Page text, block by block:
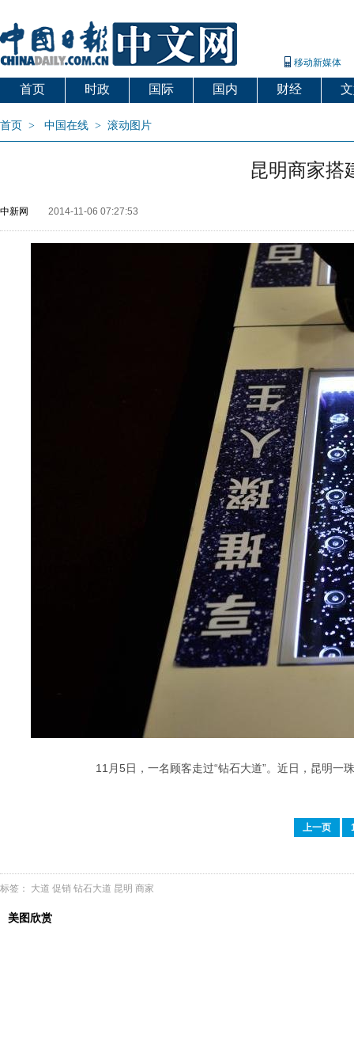
移动新媒体
首页 时政 国际 国内 财经
首页 > 中国在线 > 滚动图片
昆明商家搭
中新网 2014-11-06 07:27:53
11月5日，一名顾客走过“钻石大道”。近日，昆明一
上一页
标签： 大道 促销 钻石大道 昆明 商家
美图欣赏